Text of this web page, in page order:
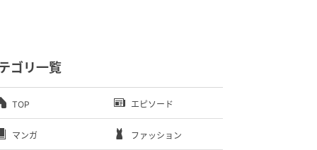
ゴリ一覧
TOP エピソード
マンガ ファッション